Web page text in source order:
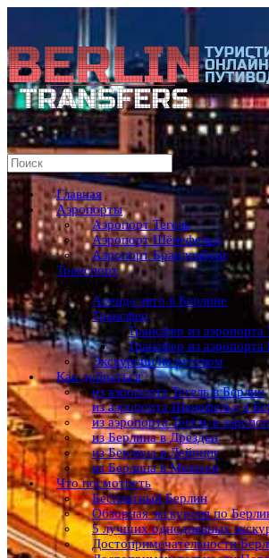
Главная
Аэропорты
Аэропорт Тегель
Аэропорт Шёнефельд
Аэропорт Бранденбург
Транспорт
Услуги
Аренда авто в Берлине
Трансфер
Трансфер из аэропорта
Трансфер из
Экскурсии на русском
Как добраться
из аэропорта Тегель в Берлин
из аэропорта Шенефельд в
из аэропорта Тегель в
из Берлина в Дрезден
из Берлина в Лейпциг
из Берлина в Мюнхен
Что посмотреть
Бесплатный Берлин
Обзорная экскурсия по
5 лучших однодневных
Достопримечательности